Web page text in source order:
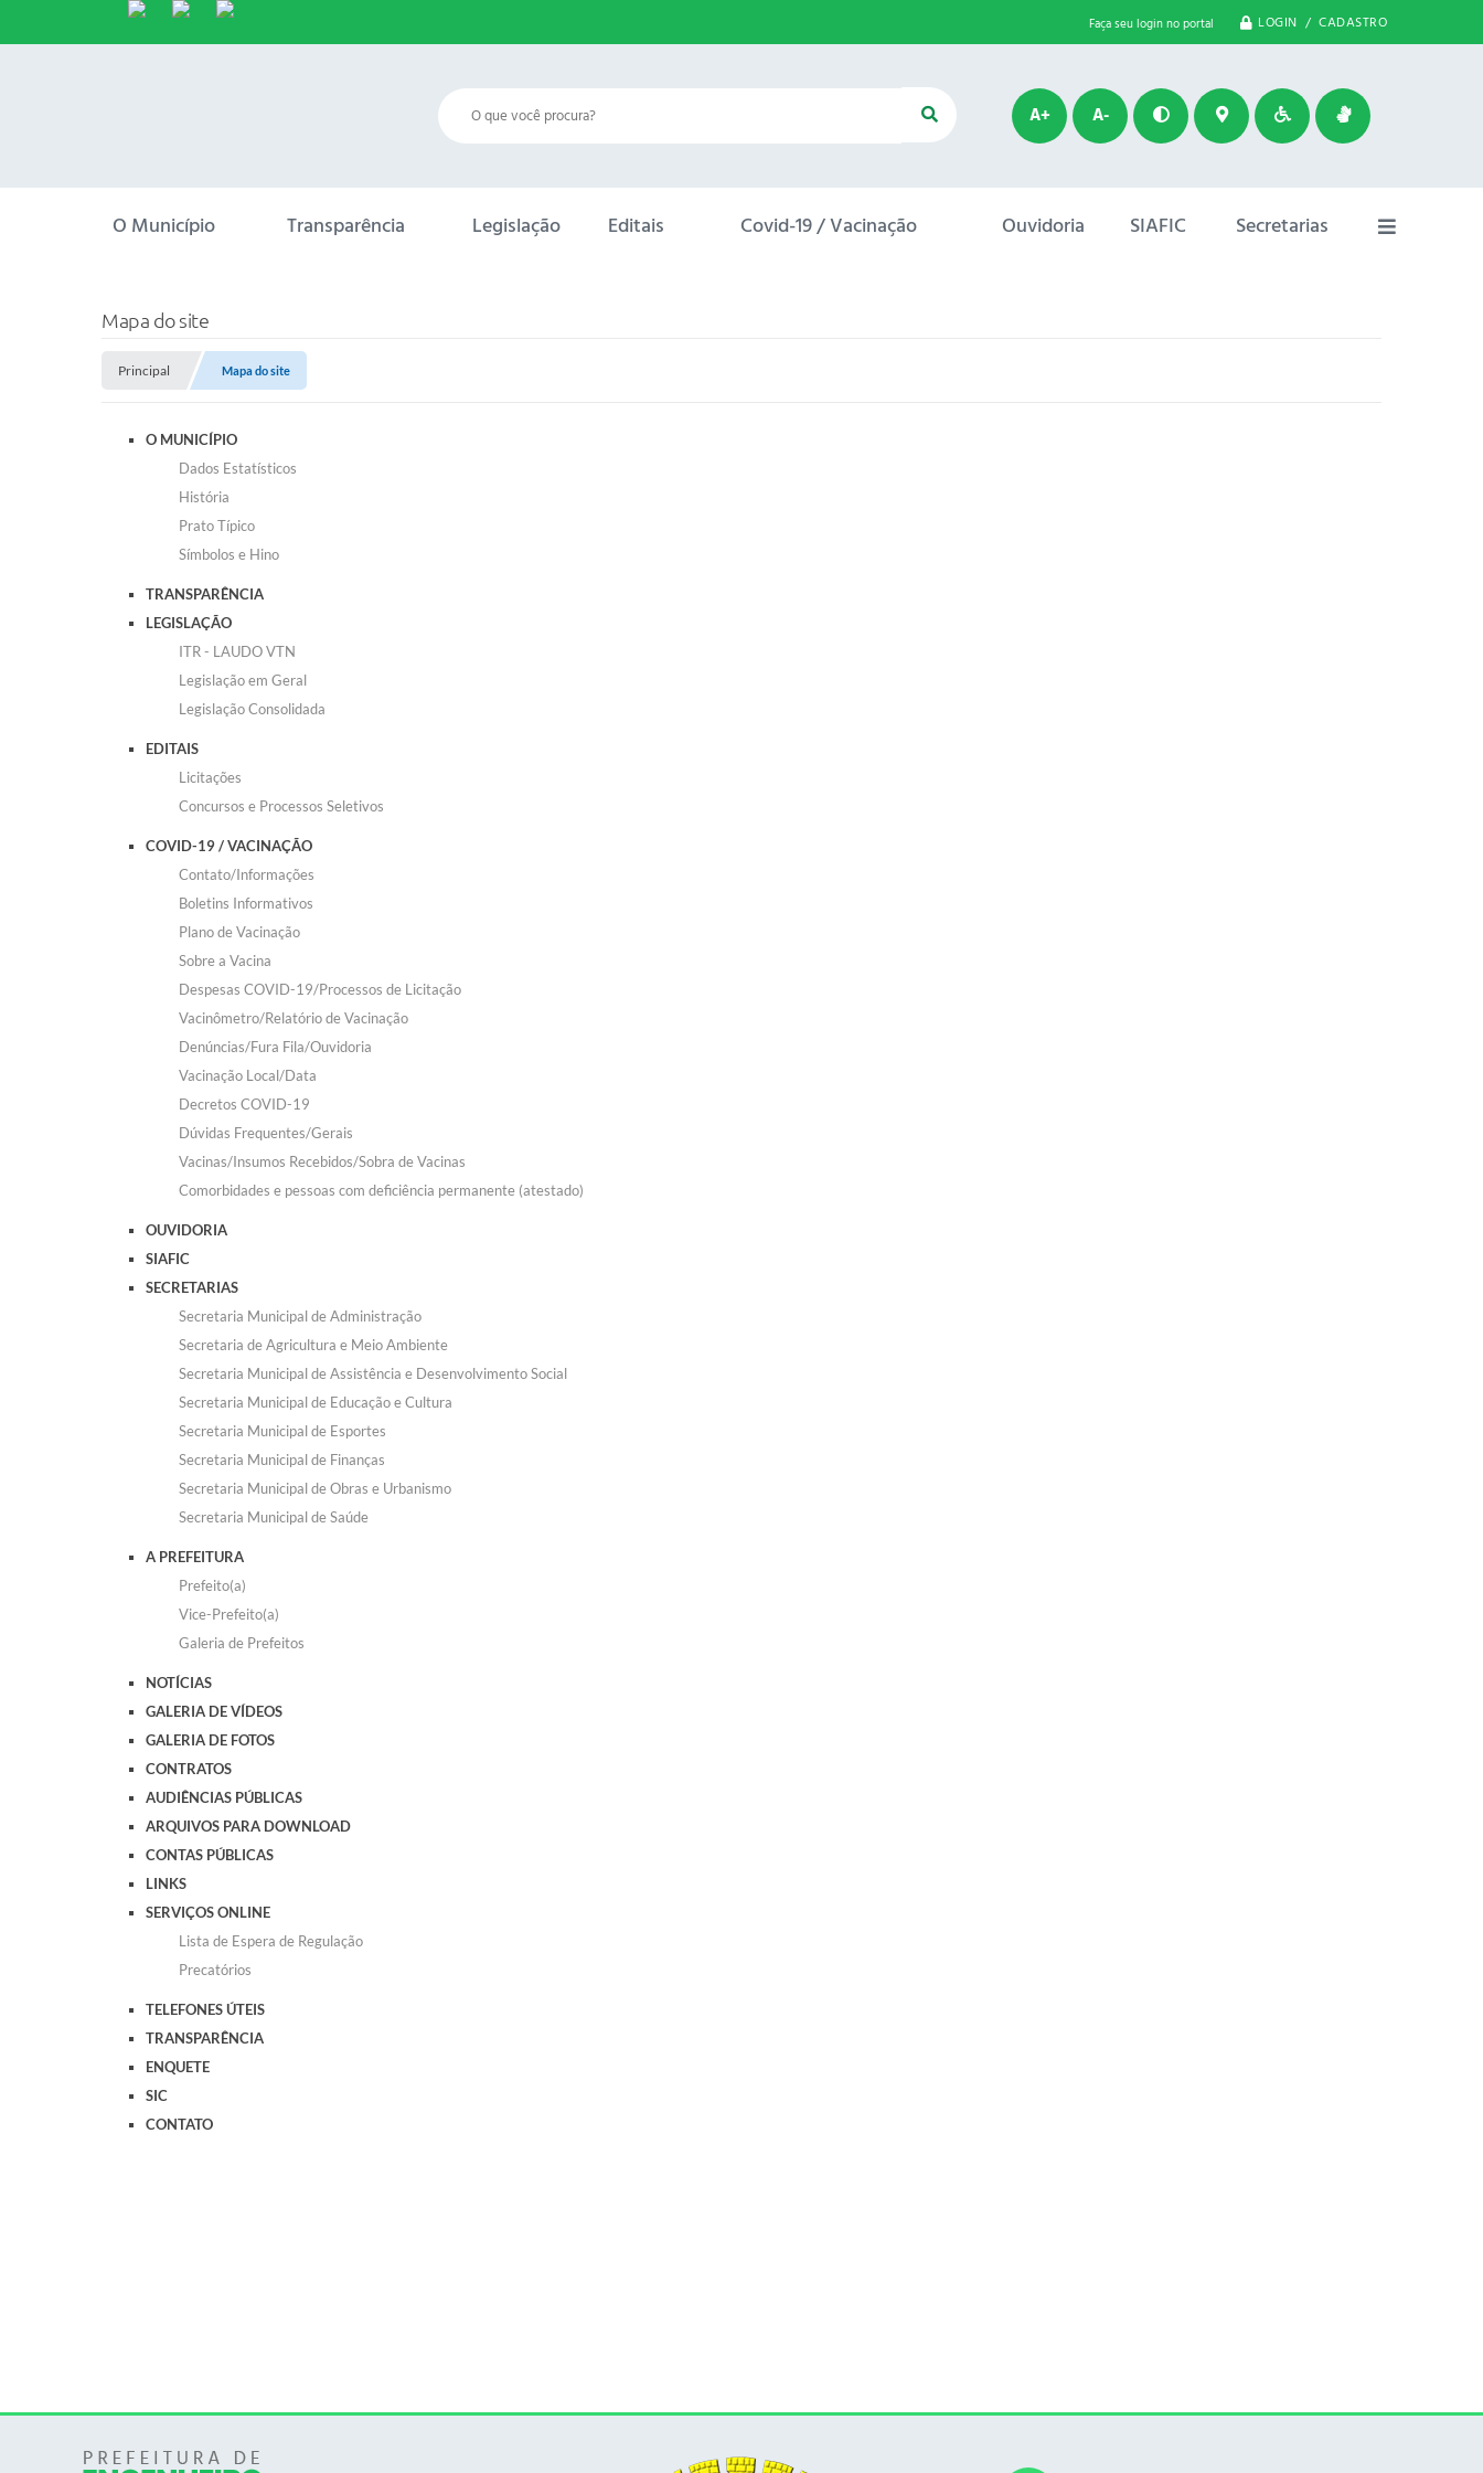
Faça seu login no portal LOGIN / CADASTRO
A+ A-
O Município Transparência Legislação Editais Covid-19 / Vacinação Ouvidoria SIAFIC Secretarias
Mapa do site
Principal Mapa do site
O MUNICÍPIO
Dados Estatísticos
História
Prato Típico
Símbolos e Hino
TRANSPARÊNCIA
LEGISLAÇÃO
ITR - LAUDO VTN
Legislação em Geral
Legislação Consolidada
EDITAIS
Licitações
Concursos e Processos Seletivos
COVID-19 / VACINAÇÃO
Contato/Informações
Boletins Informativos
Plano de Vacinação
Sobre a Vacina
Despesas COVID-19/Processos de Licitação
Vacinômetro/Relatório de Vacinação
Denúncias/Fura Fila/Ouvidoria
Vacinação Local/Data
Decretos COVID-19
Dúvidas Frequentes/Gerais
Vacinas/Insumos Recebidos/Sobra de Vacinas
Comorbidades e pessoas com deficiência permanente (atestado)
OUVIDORIA
SIAFIC
SECRETARIAS
Secretaria Municipal de Administração
Secretaria de Agricultura e Meio Ambiente
Secretaria Municipal de Assistência e Desenvolvimento Social
Secretaria Municipal de Educação e Cultura
Secretaria Municipal de Esportes
Secretaria Municipal de Finanças
Secretaria Municipal de Obras e Urbanismo
Secretaria Municipal de Saúde
A PREFEITURA
Prefeito(a)
Vice-Prefeito(a)
Galeria de Prefeitos
NOTÍCIAS
GALERIA DE VÍDEOS
GALERIA DE FOTOS
CONTRATOS
AUDIÊNCIAS PÚBLICAS
ARQUIVOS PARA DOWNLOAD
CONTAS PÚBLICAS
LINKS
SERVIÇOS ONLINE
Lista de Espera de Regulação
Precatórios
TELEFONES ÚTEIS
TRANSPARÊNCIA
ENQUETE
SIC
CONTATO